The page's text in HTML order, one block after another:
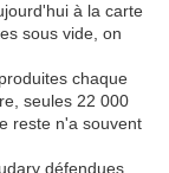
à la carte
sous vide, on
chaque
seules 22 000
reste n'a souvent
défendues